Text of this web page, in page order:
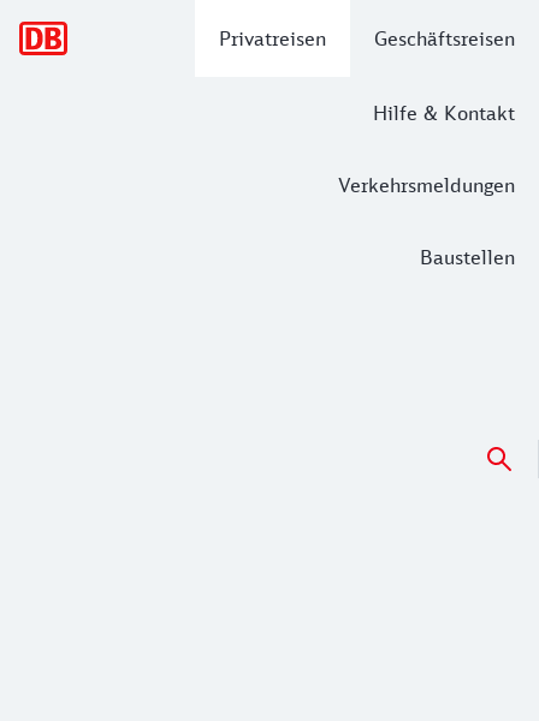
Privatreisen Geschäftsreisen
Hilfe & Kontakt
Verkehrsmeldungen
Baustellen